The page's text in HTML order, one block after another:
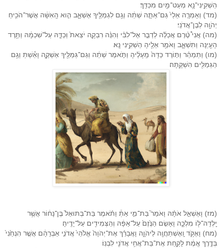
הַשְׁקִֽינִי־נָ֥א מְעַט־מַ֖יִם מִכַּדֵּֽךְ׃
(מד) וְאָמְרָ֤ה אֵלַי֙ גַּם־אַתָּ֣ה שְׁתֵ֔ה וְגַ֥ם לִגְמַלֶּ֖יךָ אֶשְׁאָ֑ב הִ֣וא הָֽאִשָּׁ֔ה אֲשֶׁר־הֹכִ֥יחַ
יְהֹוָ֖ה לְבֶן־אֲדֹנִֽי׃
(מה) אֲנִי֩ טֶ֨רֶם אֲכַלֶּ֜ה לְדַבֵּ֣ר אֶל־לִבִּ֗י וְהִנֵּ֨ה רִבְקָ֤ה יֹצֵאת֙ וְכַדָּ֣הּ עַל־שִׁכְמָ֔הּ וַתֵּ֥רֶד
הָעַ֖יְנָה וַתִּשְׁאָ֑ב וָאֹמַ֥ר אֵלֶ֖יהָ הַשְׁקִ֥ינִי נָֽא׃
(מו) וַתְּמַהֵ֗ר וַתּ֤וֹרֶד כַּדָּהּ֙ מֵֽעָלֶ֔יהָ וַתֹּ֣אמֶר שְׁתֵ֔ה וְגַם־גְּמַלֶּ֖יךָ אַשְׁקֶ֑ה וָאֵ֕שְׁתְּ וְגַ֥ם
הַגְּמַלִּ֖ים הִשְׁקָֽתָה׃
(מז) וָאֶשְׁאַ֣ל אֹתָ֗הּ וָאֹמַר֮ בַּת־מִ֣י אַתְּ֒ וַתֹּ֗אמֶר בַּת־בְּתוּאֵל֙ בֶּן־נָח֔וֹר אֲשֶׁ֥ר
יָֽלְדָה־לּ֖וֹ מִלְכָּ֑ה וָאָשִׂ֤ם הַנֶּ֙זֶם֙ עַל־אַפָּ֔הּ וְהַצְּמִידִ֖ים עַל־יָדֶֽיהָ׃
(מח) וָאֶקֹּ֥ד וָֽאֶשְׁתַּחֲוֶ֖ה לַיהֹוָ֑ה וָאֲבָרֵ֗ךְ אֶת־יְהֹוָה֙ אֱלֹהֵי֙ אֲדֹנִ֣י אַבְרָהָ֔ם אֲשֶׁ֤ר הִנְחַ֙נִי֙
בְּדֶ֣רֶךְ אֱמֶ֔ת לָקַ֛חַת אֶת־בַּת־אֲחִ֥י אֲדֹנִ֖י לִבְנֽוֹ׃